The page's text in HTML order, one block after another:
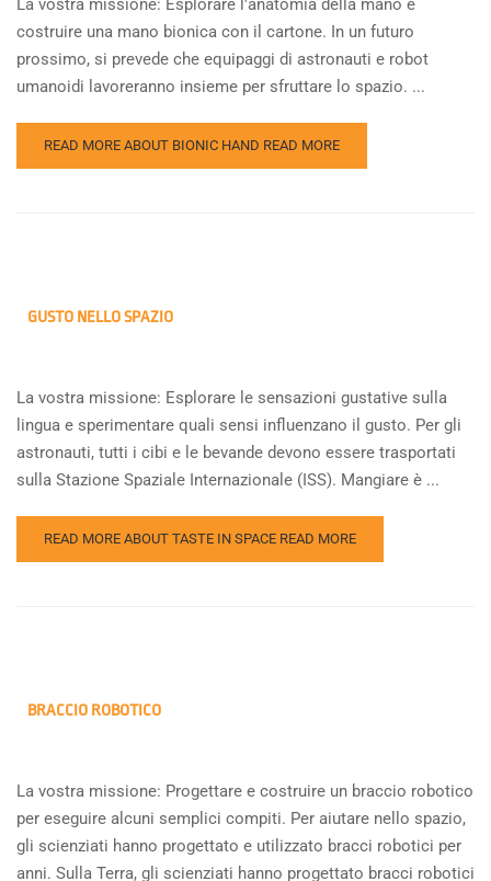
La vostra missione: Esplorare l'anatomia della mano e
costruire una mano bionica con il cartone. In un futuro
prossimo, si prevede che equipaggi di astronauti e robot
umanoidi lavoreranno insieme per sfruttare lo spazio. ...
READ MORE ABOUT BIONIC HAND READ MORE
GUSTO NELLO SPAZIO
La vostra missione: Esplorare le sensazioni gustative sulla
lingua e sperimentare quali sensi influenzano il gusto. Per gli
astronauti, tutti i cibi e le bevande devono essere trasportati
sulla Stazione Spaziale Internazionale (ISS). Mangiare è ...
READ MORE ABOUT TASTE IN SPACE READ MORE
BRACCIO ROBOTICO
La vostra missione: Progettare e costruire un braccio robotico
per eseguire alcuni semplici compiti. Per aiutare nello spazio,
gli scienziati hanno progettato e utilizzato bracci robotici per
anni. Sulla Terra, gli scienziati hanno progettato bracci robotici